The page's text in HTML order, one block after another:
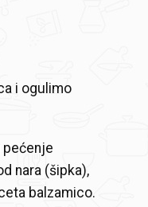
i ogulimo
nara (šipka),
balzamico.